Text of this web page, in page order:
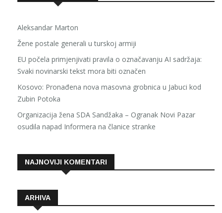
Aleksandar Marton
Žene postale generali u turskoj armiji
EU počela primjenjivati pravila o označavanju AI sadržaja:
Svaki novinarski tekst mora biti označen
Kosovo: Pronađena nova masovna grobnica u Jabuci kod
Zubin Potoka
Organizacija žena SDA Sandžaka – Ogranak Novi Pazar
osudila napad Informera na članice stranke
NAJNOVIJI KOMENTARI
ARHIVA